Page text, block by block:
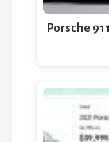
Porsche